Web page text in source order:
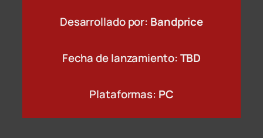
Desarrollado por: Bandprice
Fecha de lanzamiento: TBD
Plataformas: PC